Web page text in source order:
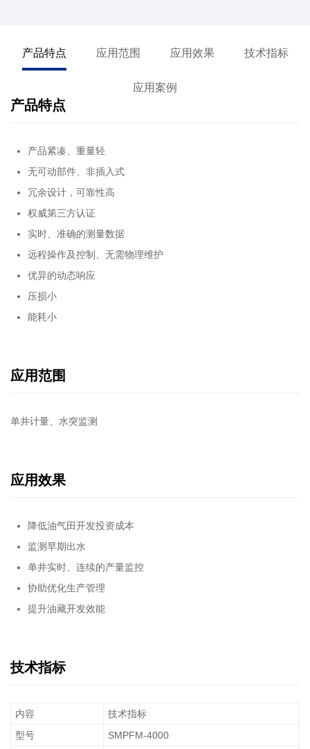
产品特点 应用范围 应用效果 技术指标
应用案例
产品特点
产品紧凑、重量轻
无可动部件、非插入式
冗余设计，可靠性高
权威第三方认证
实时、准确的测量数据
远程操作及控制、无需物理维护
优异的动态响应
压损小
能耗小
应用范围
单井计量、水突监测
应用效果
降低油气田开发投资成本
监测早期出水
单井实时、连续的产量监控
协助优化生产管理
提升油藏开发效能
技术指标
内容
技术指标
型号
SMPFM-4000